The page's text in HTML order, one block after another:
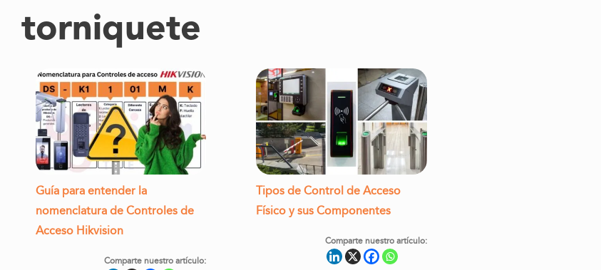
torniquete
Guía para entender la
nomenclatura de Controles de
Acceso Hikvision
Comparte nuestro artículo:
Tipos de Control de Acceso
Físico y sus Componentes
Comparte nuestro artículo: